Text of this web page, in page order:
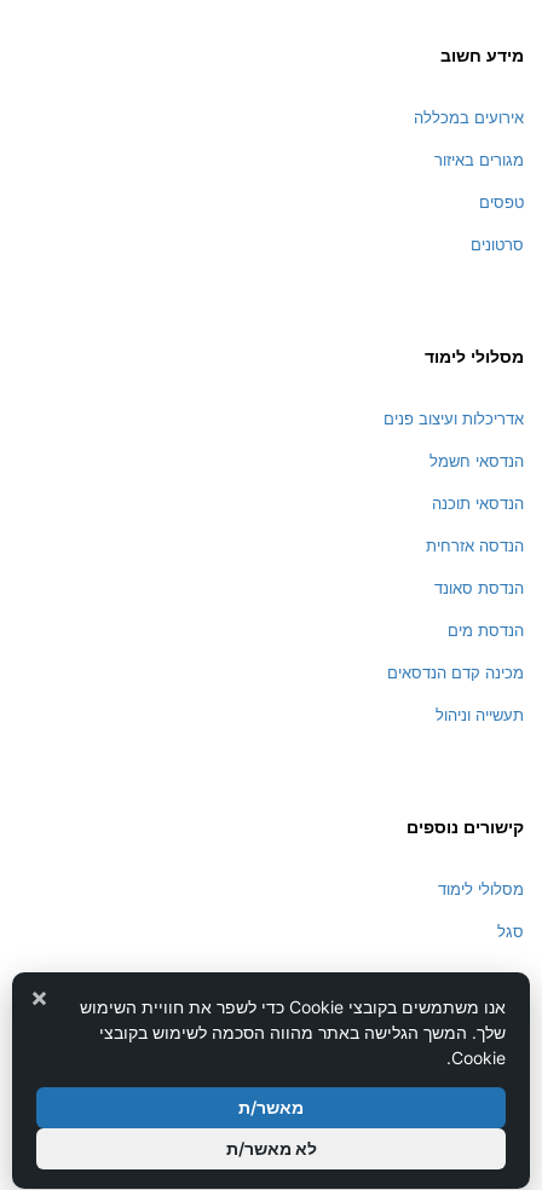
מידע חשוב
אירועים במכללה
מגורים באיזור
טפסים
סרטונים
מסלולי לימוד
אדריכלות ועיצוב פנים
הנדסאי חשמל
הנדסאי תוכנה
הנדסה אזרחית
הנדסת סאונד
הנדסת מים
מכינה קדם הנדסאים
תעשייה וניהול
קישורים נוספים
מסלולי לימוד
סגל
מפת אתר
×
אנו משתמשים בקובצי Cookie כדי לשפר את חוויית השימוש
שלך. המשך הגלישה באתר מהווה הסכמה לשימוש בקובצי
Cookie.
מאשר/ת
לא מאשר/ת